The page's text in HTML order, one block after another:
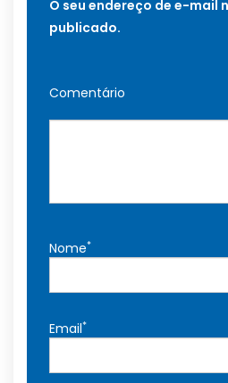
O seu endereço de e-mail
publicado.
Comentário
Nome*
Email*